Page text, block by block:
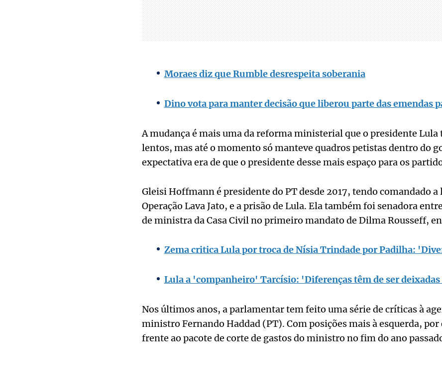
Moraes diz que Rumble desrespeita soberania
Dino vota para manter decisão que liberou parte das emendas
A mudança é mais uma da reforma ministerial que o presidente Lula
lentos, mas até o momento só manteve quadros petistas dentro do
expectativa era de que o presidente desse mais espaço para os
Gleisi Hoffmann é presidente do PT desde 2017, tendo comandado a
Operação Lava Jato, e a prisão de Lula. Ela também foi senadora
de ministra da Casa Civil no primeiro mandato de Dilma Rousseff,
Zema critica Lula por troca de Nísia Trindade por Padilha:
Lula a 'companheiro' Tarcísio: 'Diferenças têm de ser deixadas
Nos últimos anos, a parlamentar tem feito uma série de críticas à
ministro Fernando Haddad (PT). Com posições mais à esquerda,
frente ao pacote de corte de gastos do ministro no fim do ano